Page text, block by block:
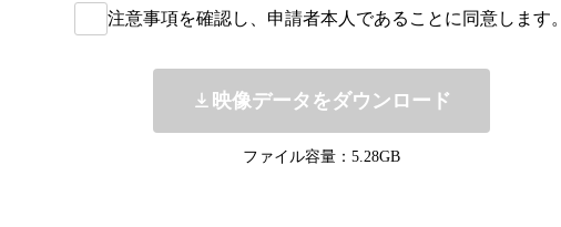
注意事項を確認し、申請者本人であることに同意します。
映像データをダウンロード
ファイル容量：5.28GB